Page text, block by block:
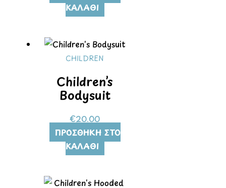
ΚΑΛΆΘΙ
CHILDREN
Children’s
Bodysuit
€20.00
ΠΡΟΣΘΉΚΗ ΣΤΟ
ΚΑΛΆΘΙ